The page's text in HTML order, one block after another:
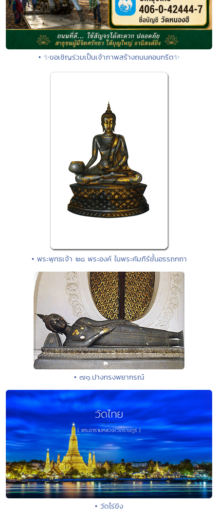
• ✨ขอเชิญร่วมเป็นเจ้าภาพสร้างถนนคอนกรีต✨
• พระพุทธเจ้า ๒๘ พระองค์ ในพระคัมภีร์ชั้นอรรถกถา
• ๗๑.ปางทรงพยากรณ์
• วัดไร่ขิง